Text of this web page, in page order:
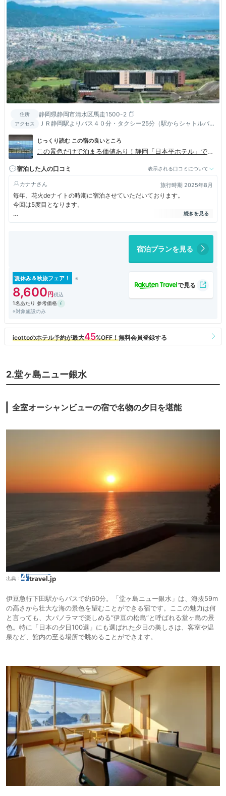
住所 静岡県静岡市清水区馬走1500-2
アクセス
ＪＲ静岡駅よりバス４０分・タクシー25分（駅からシャトルバス
じっくり読む この宿の良いところ
この景色だけで泊まる価値あり！静岡「日本平ホテル」で素
宿泊した人の口コミ 表示される口コミについて
カナナ 旅行時期 2025年8月
毎年、花火deナイトの時期に宿泊させていただいております。
今回は5度目となります。
朝食やテラスラウンジ、ビュッフェなどを利用したことがありますが、料
&#8232;今年も家族で鑑賞することができ、最高の夏の思い出となりまし
た。
宿泊プランを見る
夏休み＆秋旅フェア！
8,600
1名あたり 参考価格
※対象施設のみ
2.堂ヶ島ニュー銀水
全室オーシャンビューの宿で名物の夕日を堪能
出典：
伊豆急行下田駅からバスで約60分。「堂ヶ島ニュー銀水」は、海抜59m
の高さから壮大な海の景色を望むことができる宿です。ここの魅力は何
と言っても、大パノラマで楽しめる“伊豆の松島”と呼ばれる堂ヶ島の景
色。特に「日本の夕日100選」にも選ばれた夕日の美しさは、客室や温
泉など、館内の至る場所で眺めることができます。